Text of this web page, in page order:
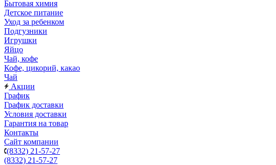
Бытовая химия
Детское питание
Уход за ребенком
Подгузники
Игрушки
Яйцо
Чай, кофе
Кофе, цикорий, какао
Чай
Акции
График
График доставки
Условия доставки
Гарантия на товар
Контакты
Сайт компании
(8332) 21-57-27
(8332) 21-57-27